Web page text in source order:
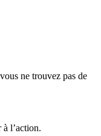
ne trouvez pas de
à l’action.